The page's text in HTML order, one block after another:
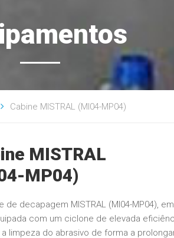
Cabine MISTRAL (MI04-MP04)
MISTRAL
MP04)
de decapagem MISTRAL (MI04-MP04),
com um ciclone de elevada
a limpeza do abrasivo de forma a